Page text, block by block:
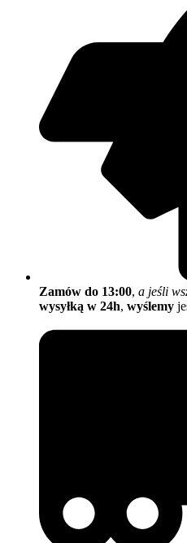
Zamów do 13:00, a jeśli
wysyłką w 24h, wyślemy